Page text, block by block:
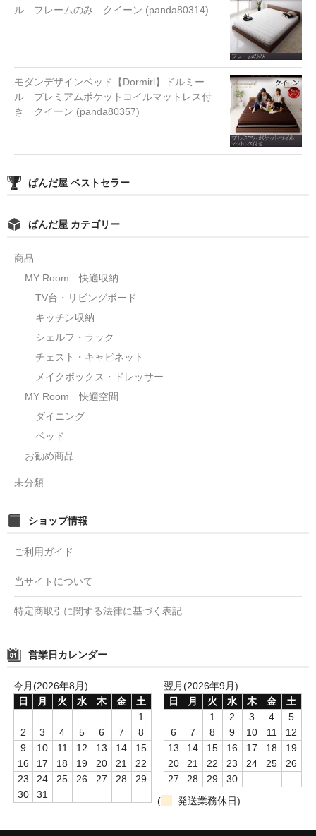
ル フレームのみ クイーン (panda80314)
モダンデザインベッド【Dormirl】ドルミー
ル プレミアムポケットコイルマットレス付
き クイーン (panda80357)
ぱんだ屋 ベストセラー
ぱんだ屋 カテゴリー
商品
MY Room 快適収納
TV台・リビングボード
キッチン収納
シェルフ・ラック
チェスト・キャビネット
メイクボックス・ドレッサー
MY Room 快適空間
ダイニング
ベッド
お勧め商品
未分類
ショップ情報
ご利用ガイド
当サイトについて
特定商取引に関する法律に基づく表記
営業日カレンダー
今月(2026年8月)
日
月 火 水 木 金
土
1
2
3 4 5 6 7
8
9
10 11 12 13 14
15
16
17 18 19 20 21
22
23
24 25 26 27 28
29
30
31
翌月(2026年9月)
日
月 火 水 木 金
土
1
2 3 4
5
6
7 8 9 10 11
12
13
14 15 16 17 18
19
20
21 22 23 24 25
26
27
28 29
30
(
発送業務休日)